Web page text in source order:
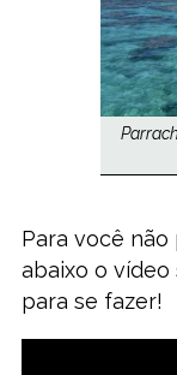
Para você
abaixo o
para se fazer!